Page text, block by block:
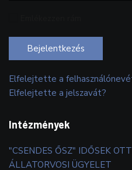
Bejelentkezés
Elfelejtette a
Elfelejtette a jelszavát?
Intézmények
"CSENDES ŐSZ" IDŐSEK
ÁLLATORVOSI ÜGYELET